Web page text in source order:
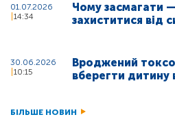
01.07.2026
14:34
Чому засмагати
захиститися від
30.06.2026
10:15
Вроджений
вберегти дитину
БІЛЬШЕ НОВИН